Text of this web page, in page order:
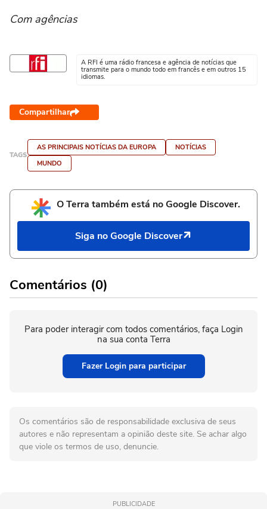
Com agências
A RFI é uma rádio francesa e agência de notícias que
transmite para o mundo todo em francês e em outros 15
idiomas.
Compartilhar
TAGS
AS PRINCIPAIS NOTÍCIAS DA EUROPA
NOTÍCIAS
MUNDO
O Terra também está no Google Discover.
Siga no Google Discover
Comentários (0)
Para poder interagir com todos comentários, faça Login
na sua conta Terra
Fazer Login para participar
Os comentários são de responsabilidade exclusiva de seus
autores e não representam a opinião deste site. Se achar algo
que viole os termos de uso, denuncie.
PUBLICIDADE